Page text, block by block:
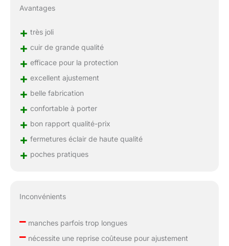
Avantages
+ très joli
+ cuir de grande qualité
+ efficace pour la protection
+ excellent ajustement
+ belle fabrication
+ confortable à porter
+ bon rapport qualité-prix
+ fermetures éclair de haute qualité
+ poches pratiques
Inconvénients
–manches parfois trop longues
–nécessite une reprise coûteuse pour ajustement